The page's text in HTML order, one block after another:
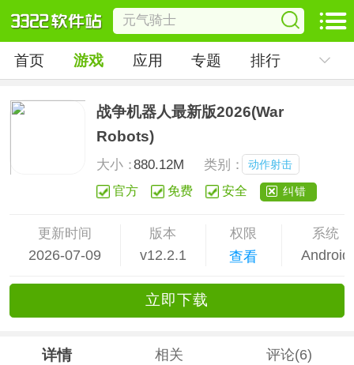
首页 游戏 应用 专题 排行
战争机器人最新版2026(War
Robots)
大小：880.12M 类别： 动作射击
官方 免费 安全 纠错
更新时间
2026-07-09
版本
v12.2.1
权限
查看
系统
Android
立即下载
详情 相关 评论(6)